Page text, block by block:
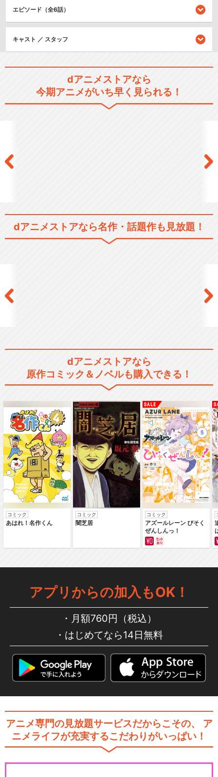
エピソード（全6話）
キャスト ／ スタッフ
dアニメストアなら
今期アニメがいち早く見られる！
dアニメストアなら名作・話題作も見放題！
dアニメストアなら
原作コミック＆ノベルも購入できる！
コミック
あはれ！名作くん
コミック
闇芝居
コミック
アズールレーン びそく
ぜんしんっ！
アプリからの加入もOK！
月額760円（税込）
はじめてなら14日無料
アニメ専門の見放題サービスだからこその、
ア
ニメライフが充実するこだわりがいっぱい！